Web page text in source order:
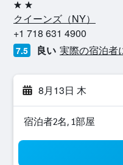
2つ星
クイーンズ​（NY​）​
+1 718 631 4900
7.5 良い 実際の宿泊者
8月13日 木
宿泊者2名, 1​部屋